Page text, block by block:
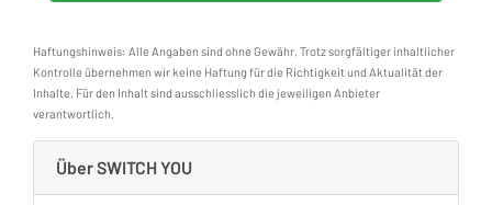
Haftungshinweis: Alle Angaben sind ohne Gewähr. Trotz sorgfältiger inhaltlicher
Kontrolle übernehmen wir keine Haftung für die Richtigkeit und Aktualität der
Inhalte. Für den Inhalt sind ausschliesslich die jeweiligen Anbieter
verantwortlich.
Über SWITCH YOU